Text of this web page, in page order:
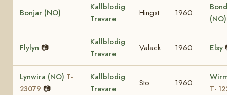
Bonjar (NO)
Kallblodig
Travare
Hingst 1960
Flylyn 📷
Kallblodig
Travare
Valack 1960 Elsy
Lynwira (NO) T-
23079 📷
Kallblodig
Travare
Sto 1960
T-